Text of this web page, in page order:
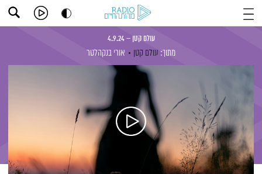
עולם קטן – 4.9.24
מתוך: עולם קטן אורי בנקהלטר